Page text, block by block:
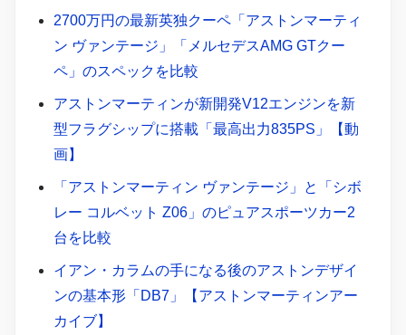
2700万円の最新英独クーペ「アストンマーティ
ン ヴァンテージ」「メルセデスAMG GTクー
ペ」のスペックを比較
アストンマーティンが新開発V12エンジンを新
型フラグシップに搭載「最高出力835PS」【動
画】
「アストンマーティン ヴァンテージ」と「シボ
レー コルベット Z06」のピュアスポーツカー2
台を比較
イアン・カラムの手になる後のアストンデザイ
ンの基本形「DB7」【アストンマーティンアー
カイブ】